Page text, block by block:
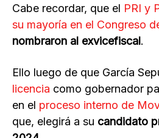
Cabe recordar, que el PRI y
su mayoría en el Congreso
nombraron al exvicefiscal.
Ello luego de que García
licencia como gobernador
en el proceso interno de
que, elegirá a su candidato